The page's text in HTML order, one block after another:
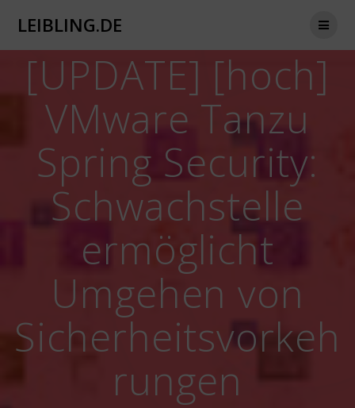
LEIBLING.DE
[UPDATE] [hoch]
VMware Tanzu
Spring Security:
Schwachstelle
ermöglicht
Umgehen von
Sicherheitsvorkeh
rungen